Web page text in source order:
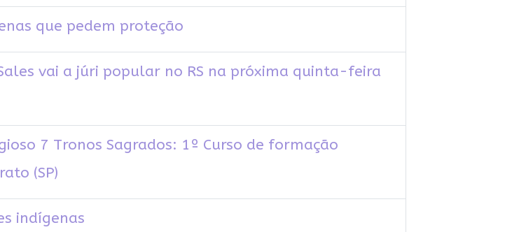
que pedem proteção
vai a júri popular no RS na próxima quinta-feira
7 Tronos Sagrados: 1º Curso de formação
(SP)
indígenas